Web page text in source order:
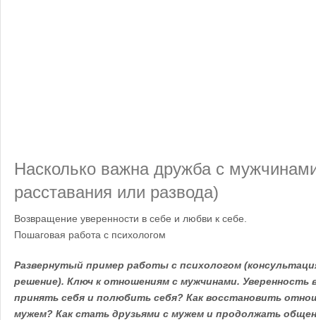
Насколько важна дружба с
расставания или развода)
Возвращение уверенности в себе и любви к себе.
Пошаговая работа с психологом
Развернутый пример работы с психологом
решение). Ключ к отношениям с мужчинами. Уверенность
принять себя и полюбить себя? Как восстановить
мужем? Как стать друзьями с мужем и продолжать